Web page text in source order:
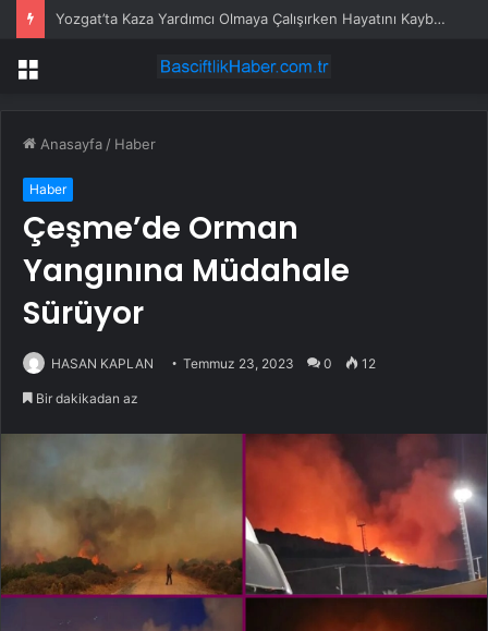
Yozgat’ta Kaza Yardımcı Olmaya Çalışırken Hayatını Kaybetti
Menü
Anasayfa / Haber
Haber
Çeşme’de Orman
Yangınına Müdahale
Sürüyor
HASAN KAPLAN Temmuz 23, 2023 0 12
Bir dakikadan az